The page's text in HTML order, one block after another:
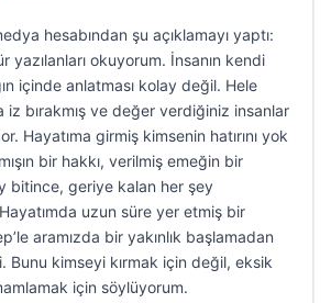
hesabından şu açıklamayı yaptı:
yazılanları okuyorum. İnsanın kendi
içinde anlatması kolay değil. Hele
iz bırakmış ve değer verdiğiniz insanlar
Hayatıma girmiş kimsenin hatırını yok
bir hakkı, verilmiş emeğin bir
bitince, geriye kalan her şey
uzun süre yer etmiş bir
aramızda bir yakınlık başlamadan
Bunu kimseyi kırmak için değil, eksik
için söylüyorum.